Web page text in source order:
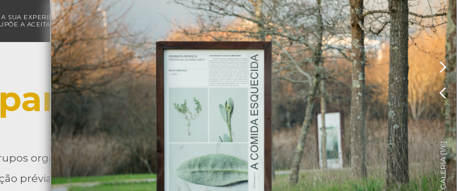
SUA EXPERIÊNCIA DE NAVEGAÇÃO E PARA FINS ESTATÍSTICOS.
A ACEITAÇÃO DA UTILIZAÇÃO DE COOKIES.
POLÍTICA DE COOKIES 
HOJE
20º 20º
Pressione Enter
ENTRAR
Grupos
organizados de várias faixas etárias.
prévia.


GALERIA [
1/6
]